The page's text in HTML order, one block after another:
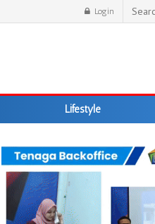
Login
Lifestyle